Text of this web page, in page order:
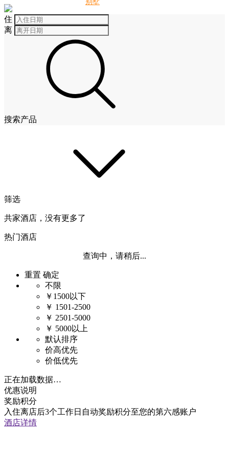
住
离
搜索产品
筛选
共家酒店，没有更多了
热门酒店
查询中，请稍后...
重置 确定
不限
￥1500以下
￥ 1501-2500
￥ 2501-5000
￥ 5000以上
默认排序
价高优先
价低优先
正在加载数据…
优惠说明
奖励积分
入住离店后3个工作日自动奖励积分至您的第六感账户
酒店详情